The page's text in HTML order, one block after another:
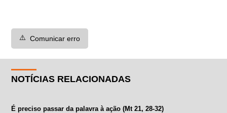
⚠️ Comunicar erro
NOTÍCIAS RELACIONADAS
É preciso passar da palavra à ação (Mt 21, 28-32)